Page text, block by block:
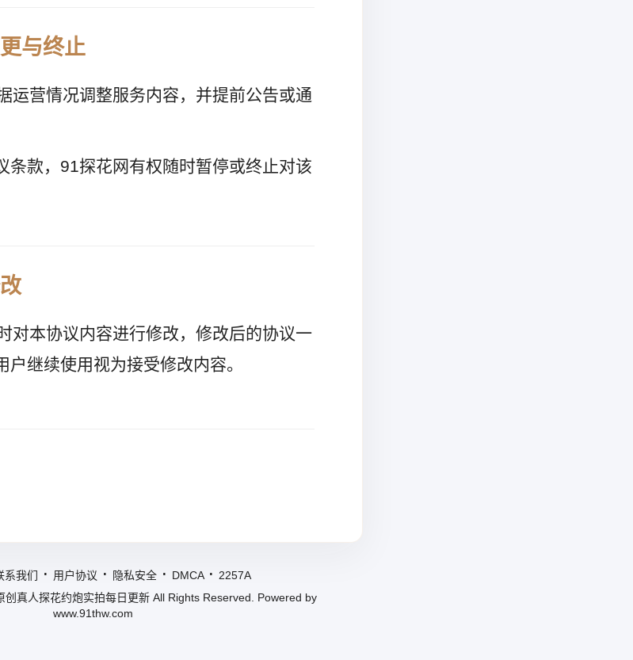
与终止
运营情况调整服务内容，并提前公告或通
条款，91探花网有权随时暂停或终止对该
对本协议内容进行修改，修改后的协议一
户继续使用视为接受修改内容。
系我们 . 用户协议 . 隐私安全 . DMCA . 2257A
创真人探花约炮实拍每日更新 All Rights Reserved. Powered by
www.91thw.com